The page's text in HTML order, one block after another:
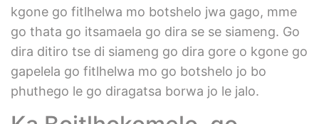
kgone go fitlhelwa mo botshelo jwa gago, mme
go thata go itsamaela go dira se se siameng. Go
dira ditiro tse di siameng go dira gore o kgone go
gapelela go fitlhelwa mo go botshelo jo bo
phuthego le go diragatsa borwa jo le jalo.